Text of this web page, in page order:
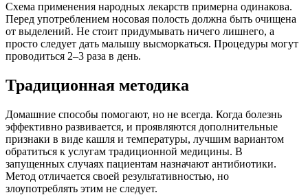
Схема применения народных лекарств примерна одинакова.
Перед употреблением носовая полость должна быть очищена
от выделений. Не стоит придумывать ничего лишнего, а
просто следует дать малышу высморкаться. Процедуры могут
проводиться 2–3 раза в день.
Традиционная методика
Домашние способы помогают, но не всегда. Когда болезнь
эффективно развивается, и проявляются дополнительные
признаки в виде кашля и температуры, лучшим вариантом
обратиться к услугам традиционной медицины. В
запущенных случаях пациентам назначают антибиотики.
Метод отличается своей результативностью, но
злоупотреблять этим не следует.